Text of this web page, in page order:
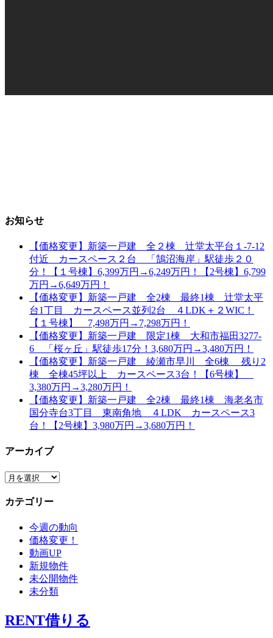
お知らせ
【価格変更】新築一戸建 全２棟 辻堂太平台１-7-12
付近 カースペース２台 「鵠沼海岸」駅徒歩２０
分！【１号棟】6,399万円→6,249万円！【2号棟】6,799
万円→6,649万円！
【価格変更】新築一戸建 全2棟 最終1棟 辻堂太平
台1丁目 カースペース並列2台 ４LDK＋２WIC！
【１号棟】 7,498万円→7,298万円！
【価格変更】新築一戸建 限定1棟 大和市福田3277-
6 「桜ヶ丘」駅徒歩17分！3,680万円→3,480万円！
【価格変更】新築一戸建 綾瀬市早川 全6棟 残り2
棟 全棟45坪以上 カースペース3台！【6号棟】
3,380万円→3,280万円！
【価格変更】新築一戸建 全2棟 最終1棟 海老名市
国分寺台3丁目 東南角地 ４LDK カースペース3
台！【2号棟】3,980万円→3,680万円！
アーカイブ
ア
カ
カテゴリー
今週の動向
価格変更！
動画UP
新規物件
未公開物件
未分類
RENT借りる